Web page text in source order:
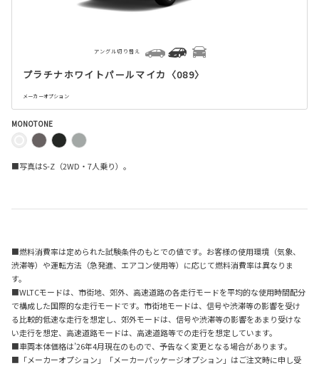
プラチナホワイトパールマイカ〈089〉
メーカーオプション
アングル切り替え
MONOTONE
■写真はS-Z（2WD・7人乗り）。
■燃料消費率は定められた試験条件のもとでの値です。お客様の使用環境（気象、
渋滞等）や運転方法（急発進、エアコン使用等）に応じて燃料消費率は異なりま
す。
■WLTCモードは、市街地、郊外、高速道路の各走行モードを平均的な使用時間配分
で構成した国際的な走行モードです。市街地モードは、信号や渋滞等の影響を受け
る比較的低速な走行を想定し、郊外モードは、信号や渋滞等の影響をあまり受けな
い走行を想定、高速道路モードは、高速道路等での走行を想定しています。
■車両本体価格は’26年4月現在のもので、予告なく変更となる場合があります。
■「メーカーオプション」「メーカーパッケージオプション」はご注文時に申し受